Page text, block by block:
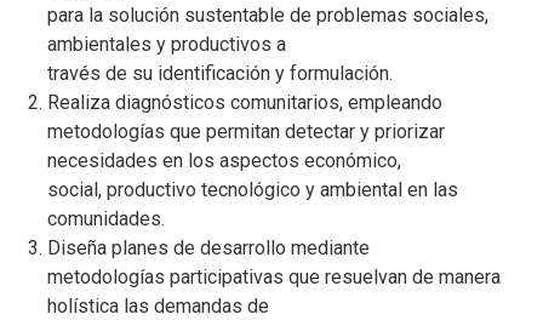
para la solución sustentable de problemas sociales,
ambientales y productivos a
través de su identificación y formulación.
Realiza diagnósticos comunitarios, empleando
metodologías que permitan detectar y priorizar
necesidades en los aspectos económico,
social, productivo tecnológico y ambiental en las
comunidades.
Diseña planes de desarrollo mediante
metodologías participativas que resuelvan de manera
holística las demandas de